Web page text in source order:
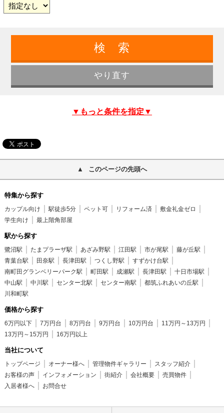
▼もっと条件を指定▼
このページの先頭へ
特集から探す
カップル向け 駅徒歩5分 ペット可 リフォーム済
敷金礼金ゼロ
学生向け
最上階角部屋
駅から探す
鷺沼駅 たまプラーザ駅 あざみ野駅 江田駅 市が尾駅
藤が丘駅
青葉台駅
田奈駅 長津田駅 つくし野駅
すずかけ台駅
南町田グランベリーパーク駅
町田駅 成瀬駅 長津田駅
十日市場駅
中山駅
中川駅 センター北駅 センター南駅
都筑ふれあいの丘駅
川和町駅
価格から探す
6万円以下 7万円台 8万円台 9万円台 10万円台
11万円～13万円
13万円～15万円
16万円以上
当社について
トップページ オーナー様へ 管理物件ギャラリー
スタッフ紹介
お客様の声
インフォメーション 街紹介 会社概要
売買物件
入居者様へ
お問合せ